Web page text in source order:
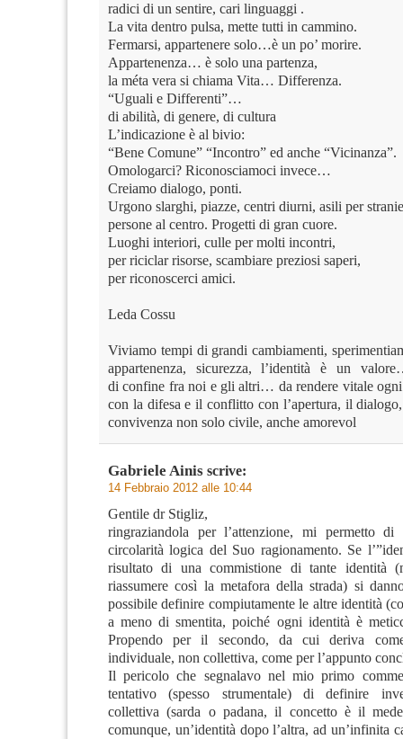
radici di un sentire, cari linguaggi .
La vita dentro pulsa, mette tutti in cammino.
Fermarsi, appartenere solo…è un po’ morire.
Appartenenza… è solo una partenza,
la méta vera si chiama Vita… Differenza.
“Uguali e Differenti”…
di abilità, di genere, di cultura
L’indicazione è al bivio:
“Bene Comune” “Incontro” ed anche “Vicinanza”.
Omologarci? Riconosciamoci invece…
Creiamo dialogo, ponti.
Urgono slarghi, piazze, centri diurni, asili per
persone al centro. Progetti di gran cuore.
Luoghi interiori, culle per molti incontri,
per riciclar risorse, scambiare preziosi saperi,
per riconoscerci amici.
Leda Cossu
Viviamo tempi di grandi cambiamenti,
appartenenza, sicurezza, l’identità è un
di confine fra noi e gli altri… da rendere vitale
con la difesa e il conflitto con l’apertura, il
convivenza non solo civile, anche amorevol
Gabriele Ainis scrive:
14 Febbraio 2012 alle 10:44
Gentile dr Stigliz,
ringraziandola per l’attenzione, mi permetto
circolarità logica del Suo ragionamento. Se
risultato di una commistione di tante identità
riassumere così la metafora della strada) si
possibile definire compiutamente le altre identità
a meno di smentita, poiché ogni identità è
Propendo per il secondo, da cui deriva
individuale, non collettiva, come per l’appunto
Il pericolo che segnalavo nel mio primo
tentativo (spesso strumentale) di definire
collettiva (sarda o padana, il concetto è il
comunque, un’identità dopo l’altra, ad un’infinita